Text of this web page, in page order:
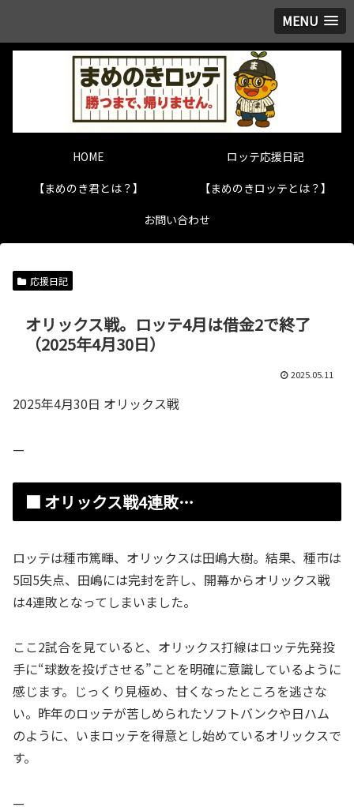
MENU
HOME
ロッテ応援日記
【まめのき君とは？】
【まめのきロッテとは？】
お問い合わせ
応援日記
オリックス戦。ロッテ4月は借金2で終了
（2025年4月30日）
2025.05.11
2025年4月30日 オリックス戦
—
■ オリックス戦4連敗…
ロッテは種市篤暉、オリックスは田嶋大樹。結果、種市は
5回5失点、田嶋には完封を許し、開幕からオリックス戦
は4連敗となってしまいました。
ここ2試合を見ていると、オリックス打線はロッテ先発投
手に“球数を投げさせる”ことを明確に意識しているように
感じます。じっくり見極め、甘くなったところを逃さな
い。昨年のロッテが苦しめられたソフトバンクや日ハム
のように、いまロッテを得意とし始めているオリックスで
す。
—